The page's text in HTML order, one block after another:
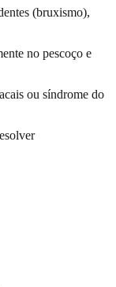
(bruxismo),
no pescoço e
ou síndrome do